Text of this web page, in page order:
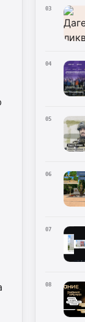
03
04
05
06
07
08